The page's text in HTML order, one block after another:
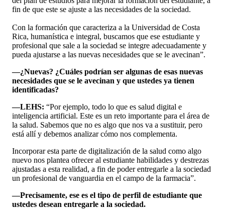
fin de que este se ajuste a las necesidades de la sociedad.
Con la formación que caracteriza a la Universidad de Costa
Rica, humanística e integral, buscamos que ese estudiante y
profesional que sale a la sociedad se integre adecuadamente y
pueda ajustarse a las nuevas necesidades que se le avecinan”.
—¿Nuevas? ¿Cuáles podrían ser algunas de esas nuevas
necesidades que se le avecinan y que ustedes ya tienen
identificadas?
—LEHS: “Por ejemplo, todo lo que es salud digital e
inteligencia artificial. Este es un reto importante para el área de
la salud. Sabemos que no es algo que nos va a sustituir, pero
está allí y debemos analizar cómo nos complementa.
Incorporar esta parte de digitalización de la salud como algo
nuevo nos plantea ofrecer al estudiante habilidades y destrezas
ajustadas a esta realidad, a fin de poder entregarle a la sociedad
un profesional de vanguardia en el campo de la farmacia”.
—Precisamente, ese es el tipo de perfil de estudiante que
ustedes desean entregarle a la sociedad.